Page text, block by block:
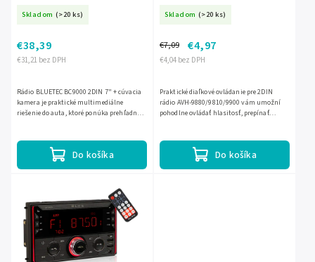
Skladom (>20 ks)
€31,21 bez DPH
€38,39
Do košíka
Rádio BLUETEC BC9000 2DIN 7" + cúvacia
kamera je praktické multimediálne
riešenie do auta, ktoré ponúka prehľadný
Skladom (>20 ks)
€4,04 bez DPH
€7,09 €4,97
Do košíka
Praktické diaľkové ovládanie pre 2DIN
rádio AVH-9880/9810/9900 vám umožní
pohodlne ovládať hlasitosť, prepínať